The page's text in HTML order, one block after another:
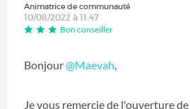
Animatrice de communauté
10/08/2022 à 11:47
Bon conseiller
Bonjour@Maevah,
Je vous remercie de l'ouverture